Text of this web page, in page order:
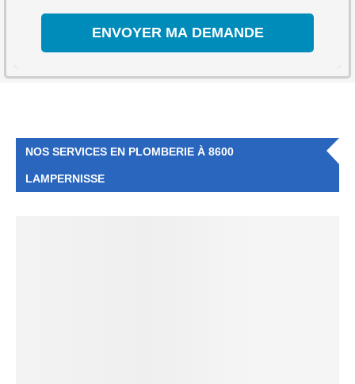
NOS SERVICES EN PLOMBERIE À 8600
LAMPERNISSE